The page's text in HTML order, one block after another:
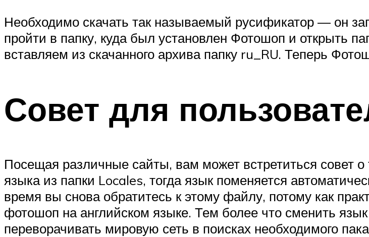
Необходимо скачать так называемый русификатор — он
пройти в папку, куда был установлен Фотошоп и открыть
вставляем из скачанного архива папку ru_RU. Теперь
Совет для
Посещая различные сайты, вам может встретиться совет о
языка из папки Locales, тогда язык поменяется
время вы снова обратитесь к этому файлу, потому как
фотошоп на английском языке. Тем более что сменить
переворачивать мировую сеть в поисках необходимого